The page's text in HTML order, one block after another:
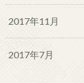
2017年11月
2017年7月